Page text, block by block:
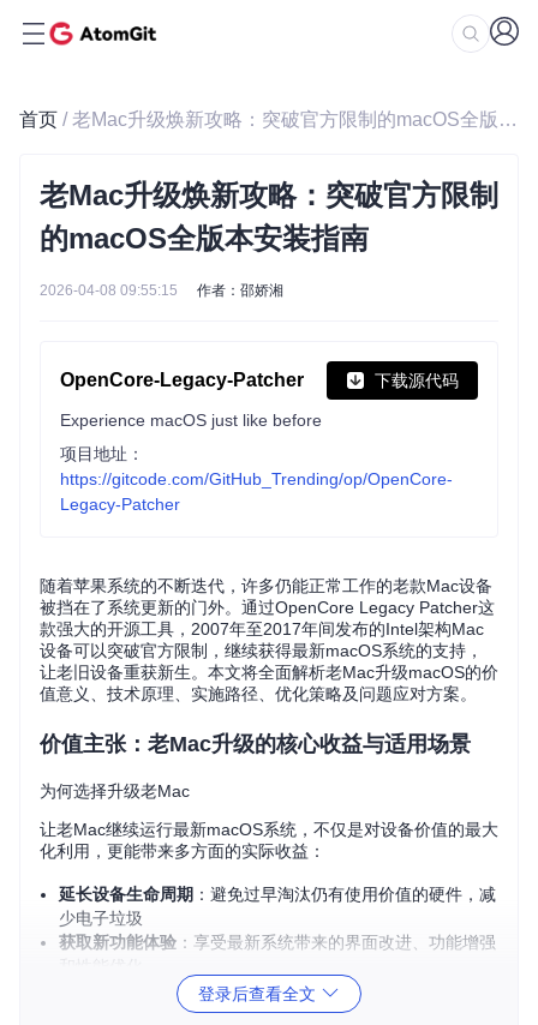
首页 / 老Mac升级焕新攻略：突破官方限制的macOS全版本安装指南
老Mac升级焕新攻略：突破官方限制
的macOS全版本安装指南
2026-04-08 09:55:15 作者：邵娇湘
OpenCore-Legacy-Patcher 下载源代码
Experience macOS just like before
项目地址：
https://gitcode.com/GitHub_Trending/op/OpenCore-
Legacy-Patcher
随着苹果系统的不断迭代，许多仍能正常工作的老款Mac设备
被挡在了系统更新的门外。通过OpenCore Legacy Patcher这
款强大的开源工具，2007年至2017年间发布的Intel架构Mac
设备可以突破官方限制，继续获得最新macOS系统的支持，
让老旧设备重获新生。本文将全面解析老Mac升级macOS的价
值意义、技术原理、实施路径、优化策略及问题应对方案。
价值主张：老Mac升级的核心收益与适用场景
为何选择升级老Mac
让老Mac继续运行最新macOS系统，不仅是对设备价值的最大
化利用，更能带来多方面的实际收益：
延长设备生命周期 ：避免过早淘汰仍有使用价值的硬件，减
少电子垃圾
获取新功能体验 ：享受最新系统带来的界面改进、功能增强
：持续获得系统安全补丁，保护数据安全
：确保新应用程序的正常运行，避免因系统过旧
登录后查看全文